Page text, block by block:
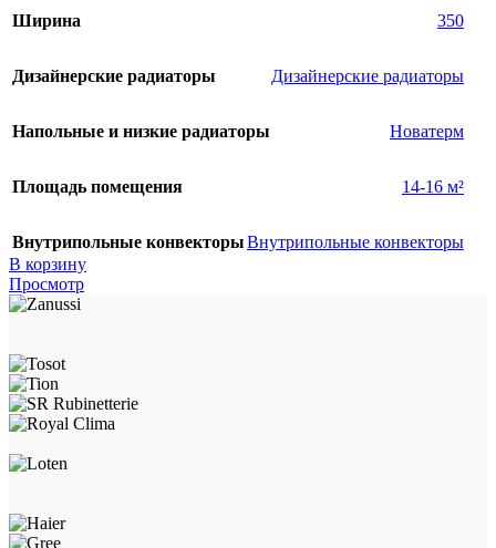
Ширина 350
Дизайнерские радиаторы Дизайнерские радиаторы
Напольные и низкие радиаторы Новатерм
Площадь помещения 14-16 м²
Внутрипольные конвекторыВнутрипольные конвекторы
В корзину
Просмотр